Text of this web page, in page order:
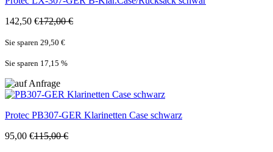
142,50 €172,00 €
Sie sparen 29,50 €
Sie sparen 17,15 %
Protec PB307-GER Klarinetten Case schwarz
95,00 €115,00 €